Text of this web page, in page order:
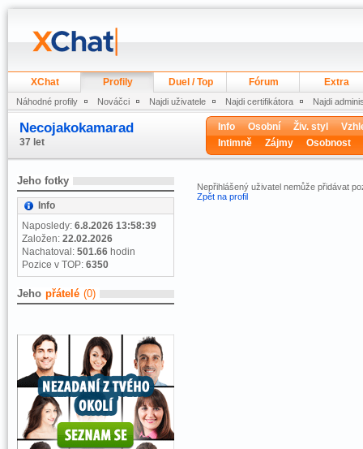
XChat Profily Duel / Top Fórum Extra
Náhodné profily Nováčci Najdi uživatele Najdi certifikátora Najdi
Necojakokamarad
37 let
Info Osobní Živ. styl
Intimně
Zájmy Osobnost
Jeho fotky
Info
Naposledy: 6.8.2026 13:58:39
Založen: 22.02.2026
Nachatoval: 501.66 hodin
Pozice v TOP: 6350
Jeho přátelé (0)
Nepřihlášený uživatel nemůže přidávat
Zpět na profil